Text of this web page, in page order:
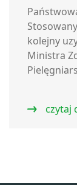
kolejny
Ministra
czytaj